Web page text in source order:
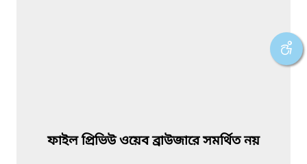
ফাইল প্রিভিউ ওয়েব ব্রাউজারে সমর্থিত নয়